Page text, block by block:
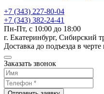
+7 (343) 227-80-04
+7 (343) 382-24-41
Пн-Пт, с 10:00 до 18:00
г. Екатеринбург, Сибирский
Доставка до подъезда в черте
Заказать звонок